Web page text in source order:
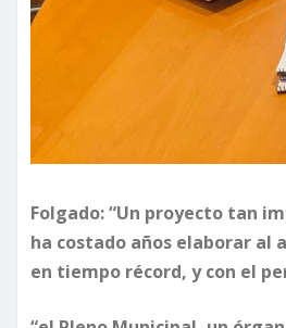
Folgado: “Un proyecto tan
ha costado años elaborar al
en tiempo récord, y con el